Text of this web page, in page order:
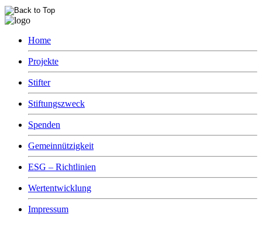
Home
Projekte
Stifter
Stiftungszweck
Spenden
Gemeinnützigkeit
ESG – Richtlinien
Wertentwicklung
Impressum